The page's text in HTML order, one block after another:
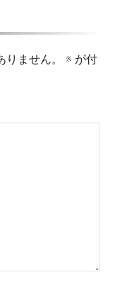
ません。 ※ が付